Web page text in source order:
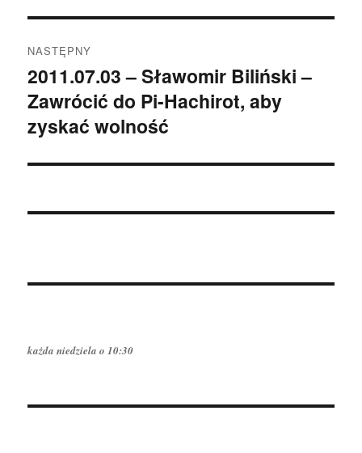
NASTĘPNY
Następny
wpis:
2011.07.03 – Sławomir Biliński –
Zawrócić do Pi-Hachirot, aby
zyskać wolność
każda niedziela o 10:30